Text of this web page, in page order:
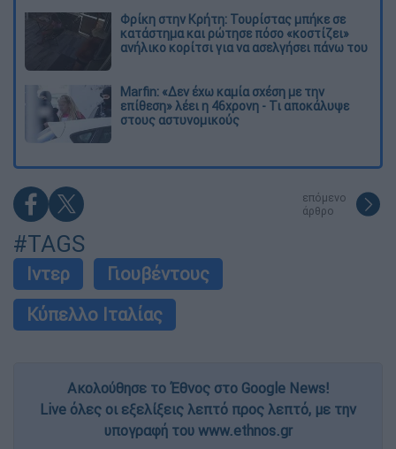
Φρίκη στην Κρήτη: Τουρίστας μπήκε σε
κατάστημα και ρώτησε πόσο «κοστίζει»
ανήλικο κορίτσι για να ασελγήσει πάνω του
Marfin: «Δεν έχω καμία σχέση με την
επίθεση» λέει η 46χρονη - Τι αποκάλυψε
στους αστυνομικούς
επόμενο
άρθρο
#TAGS
Ιντερ
Γιουβέντους
Κύπελλο Ιταλίας
Ακολούθησε το Έθνος στο Google News!
Live όλες οι εξελίξεις λεπτό προς λεπτό, με την
υπογραφή του www.ethnos.gr